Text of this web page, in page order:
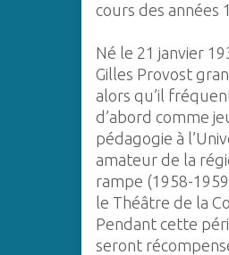
cours des années
Né le 21 janvier
Gilles Provost
alors qu’il
d’abord comme
pédagogie à
amateur de la
rampe (1958-
le Théâtre de la
Pendant cette
seront